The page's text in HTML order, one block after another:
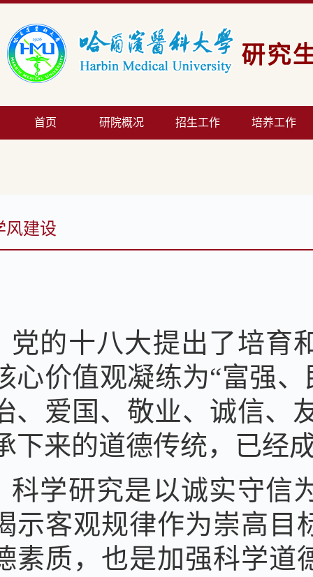
首页 研院概况 招生工作 培养工作
风建设
党的十八大提出了培育
心价值观凝练为“富强
、爱国、敬业、诚信、
下来的道德传统，已经
科学研究是以诚实守信
示客观规律作为崇高目
素质，也是加强科学道